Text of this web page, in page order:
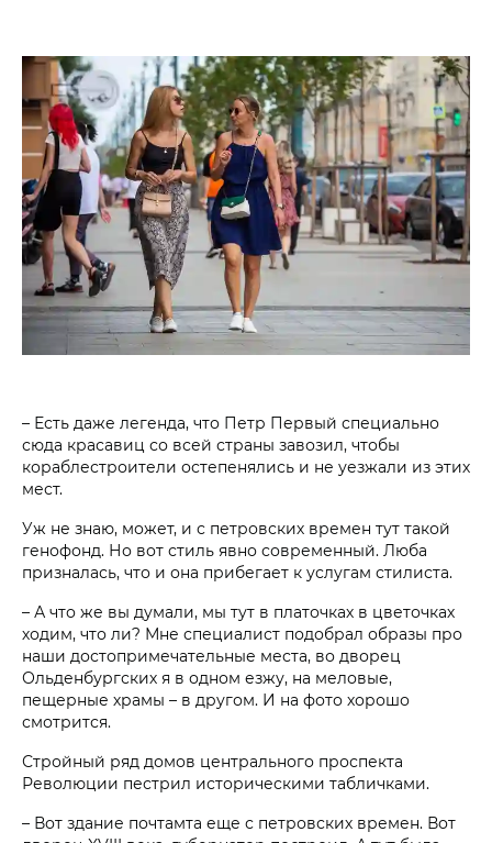
– Есть даже легенда, что Петр Первый специально
сюда красавиц со всей страны завозил, чтобы
кораблестроители остепенялись и не уезжали из этих
мест.
Уж не знаю, может, и с петровских времен тут такой
генофонд. Но вот стиль явно современный. Люба
призналась, что и она прибегает к услугам стилиста.
– А что же вы думали, мы тут в платочках в цветочках
ходим, что ли? Мне специалист подобрал образы про
наши достопримечательные места, во дворец
Ольденбургских я в одном езжу, на меловые,
пещерные храмы – в другом. И на фото хорошо
смотрится.
Стройный ряд домов центрального проспекта
Революции пестрил историческими табличками.
– Вот здание почтамта еще с петровских времен. Вот